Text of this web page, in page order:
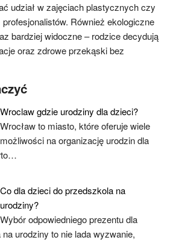
udział w zajęciach plastycznych czy
Również ekologiczne
bardziej widoczne – rodzice decydują
oraz zdrowe przekąski bez
Wroclaw gdzie urodziny dla dzieci?
Wrocław to miasto, które oferuje wiele
możliwości na organizację urodzin dla
Co dla dzieci do przedszkola na
urodziny?
Wybór odpowiedniego prezentu dla
urodziny to nie lada wyzwanie,